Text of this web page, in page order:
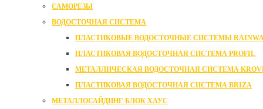
САМОРЕЗЫ
ВОДОСТОЧНАЯ СИСТЕМА
ПЛАСТИКОВЫЕ ВОДОСТОЧНЫЕ СИСТЕМЫ
ПЛАСТИКОВАЯ ВОДОСТОЧНАЯ СИСТЕМА PROFIL
МЕТАЛЛИЧЕСКАЯ ВОДОСТОЧНАЯ СИСТЕМА
ПЛАСТИКОВАЯ ВОДОСТОЧНАЯ СИСТЕМА BRIZA
МЕТАЛЛОСАЙДИНГ БЛОК ХАУС